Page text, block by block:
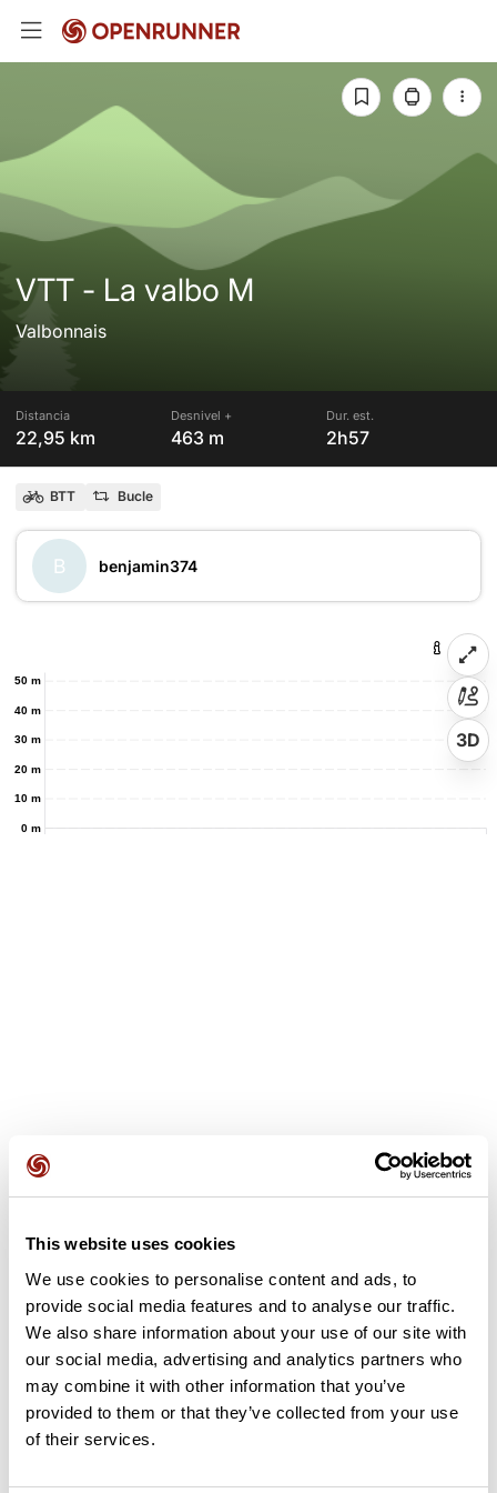
This website uses cookies
We use cookies to personalise content and ads, to
provide social media features and to analyse our traffic.
We also share information about your use of our site with
our social media, advertising and analytics partners who
may combine it with other information that you’ve
provided to them or that they’ve collected from your use
of their services.
VTT - La valbo M
Valbonnais
Distancia
22,95 km
Desnivel +
463 m
Dur. est.
2h57
BTT Bucle
B benjamin374
0 m
10 m
20 m
30 m
40 m
50 m
3D
completado? ¡Deja la primera opinión!
Añadir una opinión
Resumen